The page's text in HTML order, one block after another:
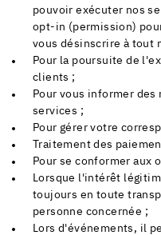
pouvoir exécuter nos
opt-in (permission)
vous désinscrire à tout
Pour la poursuite de
clients ;
Pour vous informer
services ;
Pour gérer votre
Traitement des
Pour se conformer aux
Lorsque l'intérêt
toujours en toute
personne concernée ;
Lors d'événements, il